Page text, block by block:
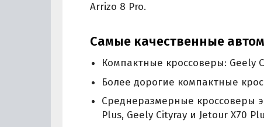
Arrizo 8 Pro.
Самые качественные
Компактные кроссоверы: Geely
Более дорогие компактные
Среднеразмерные кроссоверы
Plus, Geely Cityray и Jetour X70